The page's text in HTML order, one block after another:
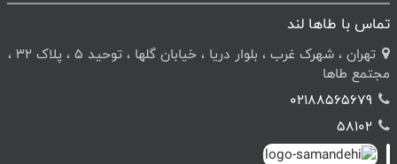
تماس با طاها لند
تهران ، شهرک غرب ، بلوار دریا ، خیابان گلها ، توحید 5 ، پلاک 32 ،
مجتمع طاها
02188565679
58102